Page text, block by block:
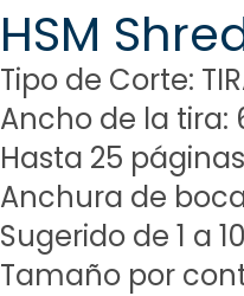
HSM
Tipo de Corte:
Ancho de la tira:
Hasta 25
Anchura de
Sugerido de 1 a
Tamaño por